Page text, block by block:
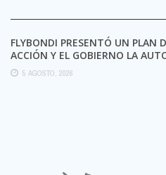
FLYBONDI PRESENTÓ UN PLAN
ACCIÓN Y EL GOBIERNO LA
SEGUIR OPERANDO
5 AGOSTO, 2026